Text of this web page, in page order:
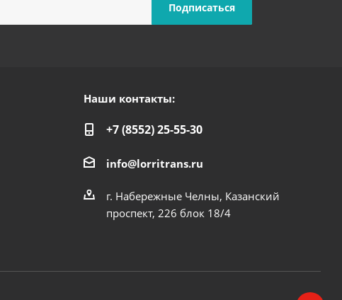
Наши контакты:
+7 (8552) 25-55-30
info@lorritrans.ru
г. Набережные Челны, Казанский
проспект, 226 блок 18/4